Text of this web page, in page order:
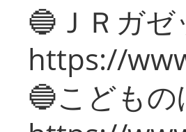
🔵ＪＲガゼ
https://
🔵こどもの